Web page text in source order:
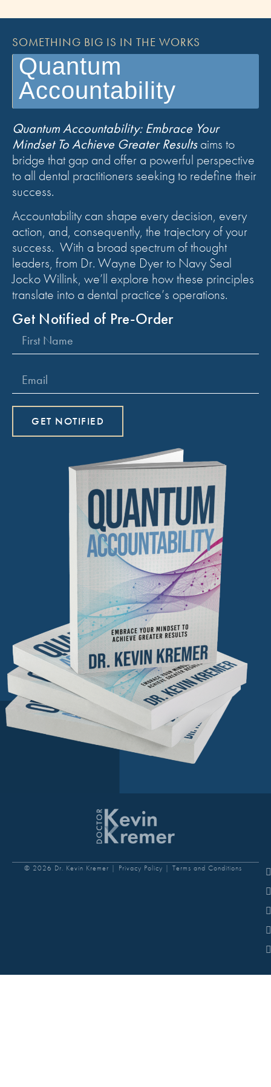
SOMETHING BIG IS IN THE WORKS
Quantum
Accountability
Quantum Accountability: Embrace Your
Mindset To Achieve Greater Resultsaims to
bridge that gap and offer a powerful perspective
to all dental practitioners seeking to redefine their
success.
Accountability can shape every decision, every
action, and, consequently, the trajectory of your
success. With a broad spectrum of thought
leaders, from Dr. Wayne Dyer to Navy Seal
Jocko Willink, we’ll explore how these principles
translate into a dental practice’s operations.
Get Notified of Pre-Order
GET NOTIFIED
© 2026 Dr. Kevin Kremer | Privacy Policy | Terms and Conditions